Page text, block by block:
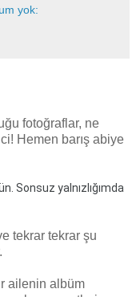
yok:
fotoğraflar, ne
Hemen barış abiye
Sonsuz yalnızlığımda
tekrar tekrar şu
ailenin albüm